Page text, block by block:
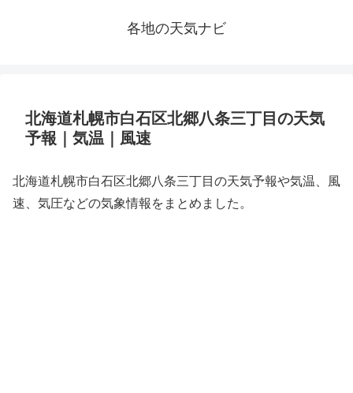
各地の天気ナビ
北海道札幌市白石区北郷八条三丁目の天気
予報｜気温｜風速
北海道札幌市白石区北郷八条三丁目の天気予報や気温、風
速、気圧などの気象情報をまとめました。